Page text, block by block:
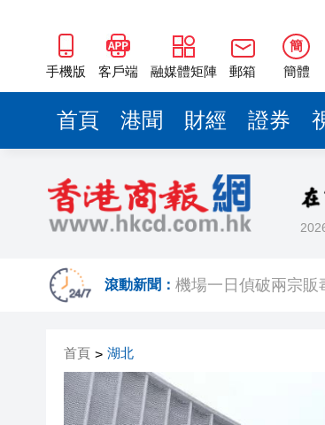
手機版 客戶端 融媒體矩陣 郵箱
簡
簡體
首頁 港聞 財經 證券
滾動新聞： 機場一日偵破兩宗販
【經濟瞭望】全球通
首頁 > 湖北